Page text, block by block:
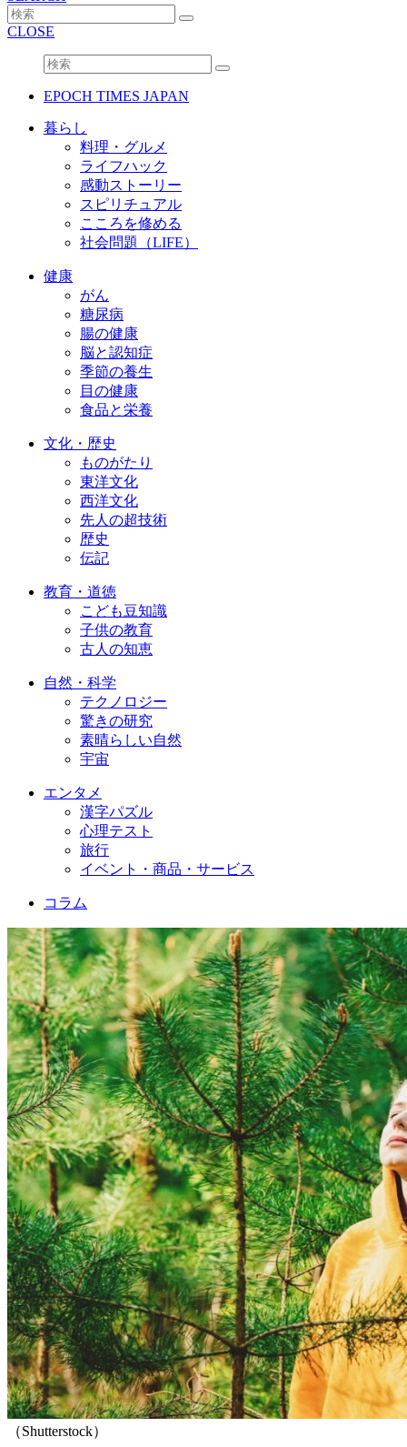
CLOSE
EPOCH TIMES JAPAN
暮らし
料理・グルメ
ライフハック
感動ストーリー
スピリチュアル
こころを修める
社会問題（LIFE）
健康
がん
糖尿病
腸の健康
脳と認知症
季節の養生
目の健康
食品と栄養
文化・歴史
ものがたり
東洋文化
西洋文化
先人の超技術
歴史
伝記
教育・道徳
こども豆知識
子供の教育
古人の知恵
自然・科学
テクノロジー
驚きの研究
素晴らしい自然
宇宙
エンタメ
漢字パズル
心理テスト
旅行
イベント・商品・サービス
コラム
（Shutterstock）